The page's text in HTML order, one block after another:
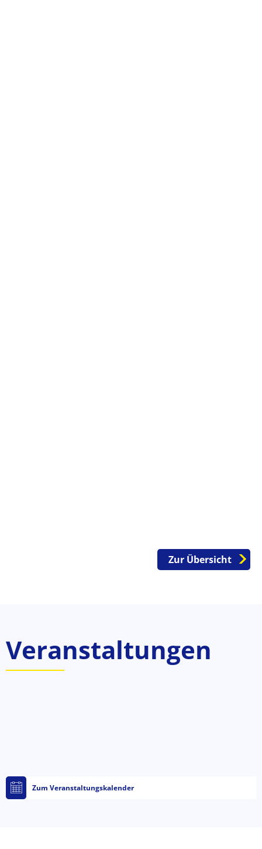
Zur Übersicht
Veranstaltungen
Zum Veranstaltungskalender